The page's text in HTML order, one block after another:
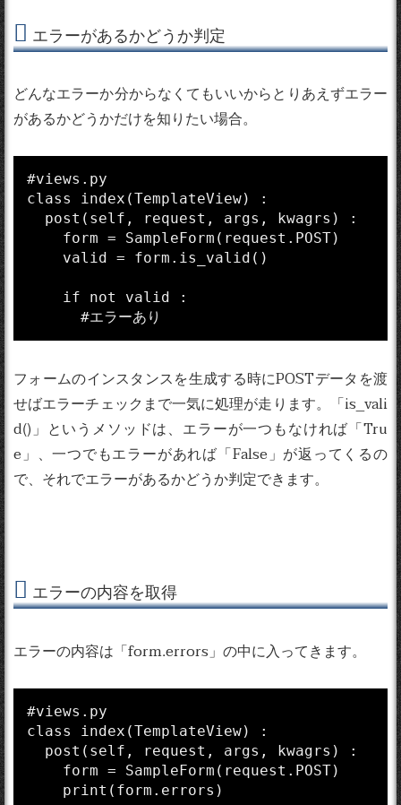
エラーがあるかどうか判定
どんなエラーか分からなくてもいいからとりあえずエラー
があるかどうかだけを知りたい場合。
#views.py
class index(TemplateView) :
フォームのインスタンスを生成する時にPOSTデータを渡
せばエラーチェックまで一気に処理が走ります。「is_vali
d()」というメソッドは、エラーが一つもなければ「Tru
e」、一つでもエラーがあれば「False」が返ってくるの
で、それでエラーがあるかどうか判定できます。
エラーの内容を取得
エラーの内容は「form.errors」の中に入ってきます。
#views.py
class index(TemplateView) :